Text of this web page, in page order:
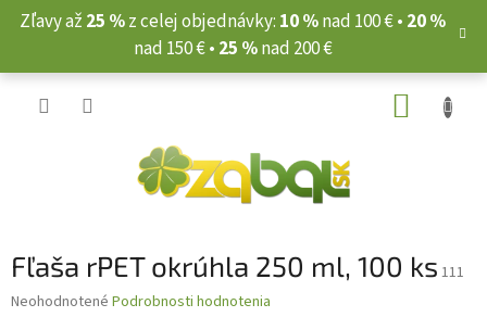
Prejsť
Zľavy až 25 %z celej objednávky: 10 %nad 100 € • 20 %
nad 150 € • 25 %nad 200 €
Fľaša rPET okrúhla 250 ml, 100 ks 111
Priemerné
Neohodnotené Podrobnosti hodnotenia